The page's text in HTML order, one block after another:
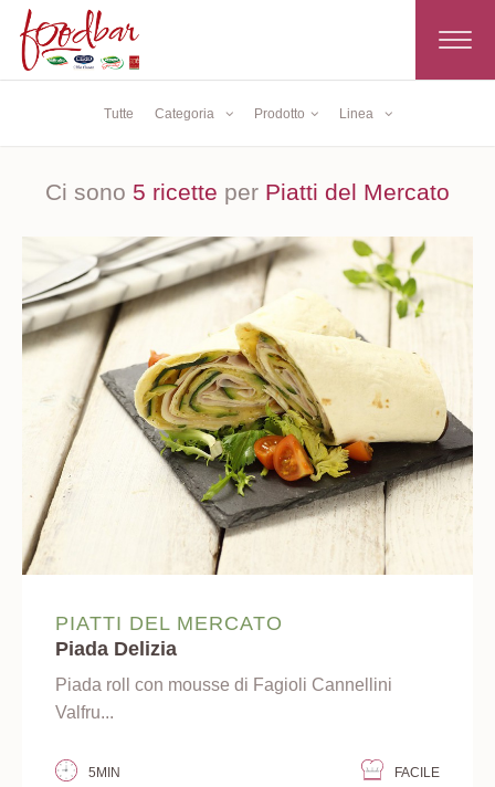
Toggle
Tutte Categoria Prodotto Linea
Ci sono 5 ricette per Piatti del Mercato
PIATTI DEL MERCATO
Piada Delizia
Piada roll con mousse di Fagioli Cannellini
Valfru...
5MIN FACILE